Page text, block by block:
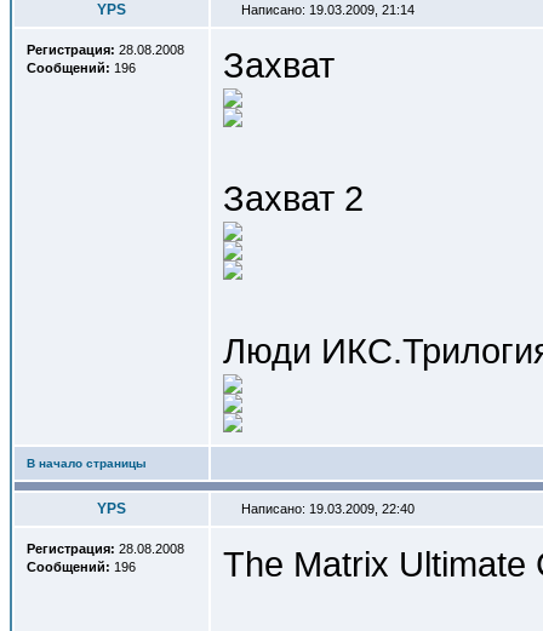
YPS Написано: 19.03.2009, 21:14
Регистрация: 28.08.2008
Сообщений: 196 Захват
Захват 2
Люди
В начало страницы
YPS Написано: 19.03.2009, 22:40
Регистрация: 28.08.2008
Сообщений: 196 The Matrix Ultimate